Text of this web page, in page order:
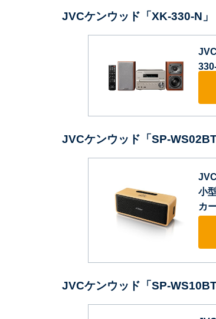
JVCケンウッド「XK-330-N」
JVCケンウッド「SP-WS02BT
小
カ
JVCケンウッド「SP-WS10BT